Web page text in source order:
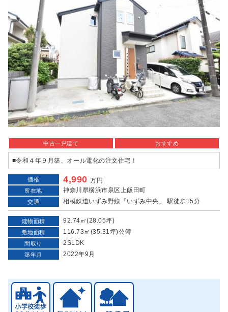
中古一戸建て おすすめ
■令和４年９月築、オール電化の注文住宅！
価格 4,990万円
所在地 神奈川県横浜市泉区上飯田町
交通 相模鉄道いずみ野線「いずみ中央」 駅徒歩15分
建物面積 92.74㎡(28.05坪)
敷地面積 116.73㎡(35.31坪)公簿
間取り 2SLDK
築年月 2022年9月